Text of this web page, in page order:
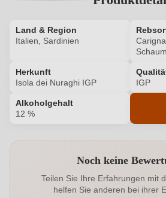
Land & Region
Italien, Sardinien
Herkunft
Isola dei Nuraghi IGP
IGP
Alkoholgehalt
12 %
Alkoholgehalt in %
Allergene
Noch keine
Teilen Sie Ihre Erfahrungen mit
helfen Sie anderen bei ihrer